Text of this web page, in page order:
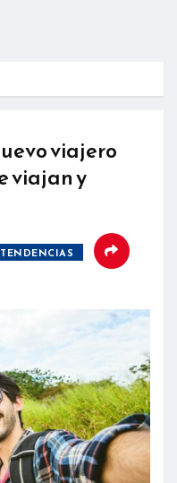
viajero
viajan y
TENDENCIAS